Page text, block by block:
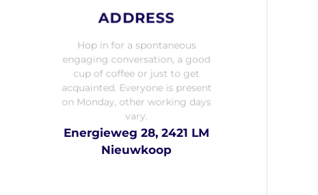
ADDRESS
Hop in for a spontaneous
engaging conversation, a good
cup of coffee or just to get
acquainted. Everyone is present
on Monday, other working days
vary.
Energieweg 28, 2421 LM
Nieuwkoop